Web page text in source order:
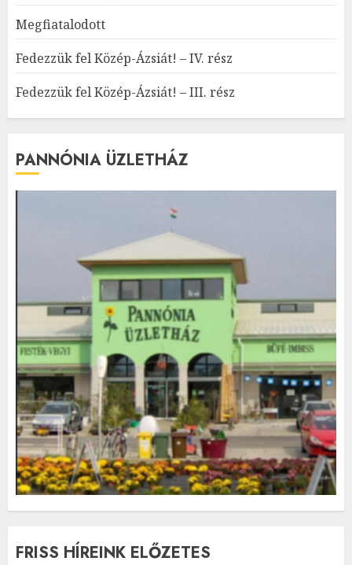
Megfiatalodott
Fedezzük fel Közép-Ázsiát! – IV. rész
Fedezzük fel Közép-Ázsiát! – III. rész
PANNÓNIA ÜZLETHÁZ
FRISS HÍREINK ELŐZETES